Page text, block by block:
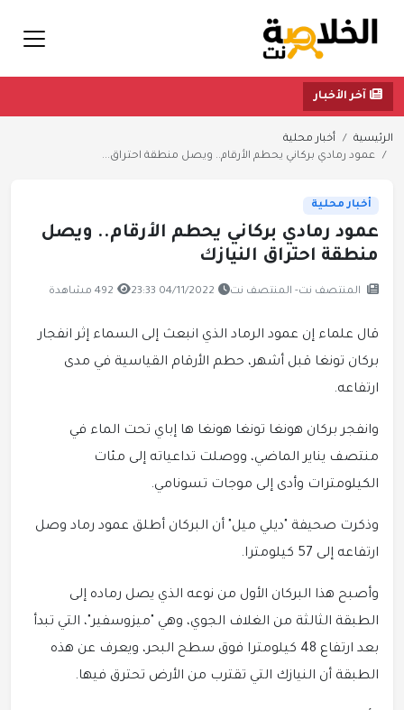
آخر الأخبار
الرئيسية
أخبار محلية
عمود رمادي بركاني يحطم الأرقام.. ويصل منطقة احتراق...
أخبار محلية
عمود رمادي بركاني يحطم الأرقام.. ويصل
منطقة احتراق النيازك
المنتصف نت- المنتصف نت 04/11/2022 23:33 492 مشاهدة
قال علماء إن عمود الرماد الذي انبعث إلى السماء إثر انفجار
بركان تونغا قبل أشهر، حطم الأرقام القياسية في مدى
ارتفاعه.
وانفجر بركان هونغا تونغا هونغا ها إباي تحت الماء في
منتصف يناير الماضي، ووصلت تداعياته إلى مئات
الكيلومترات وأدى إلى موجات تسونامي.
وذكرت صحيفة "ديلي ميل" أن البركان أطلق عمود رماد وصل
ارتفاعه إلى 57 كيلومترا.
وأصبح هذا البركان الأول من نوعه الذي يصل رماده إلى
الطبقة الثالثة من الغلاف الجوي، وهي "ميزوسفير"، التي تبدأ
بعد ارتفاع 48 كيلومترا فوق سطح البحر، ويعرف عن هذه
الطبقة أن النيازك التي تقترب من الأرض تحترق فيها.